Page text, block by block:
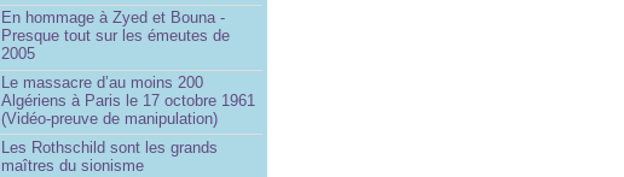
En hommage à Zyed et Bouna -
Presque tout sur les émeutes de
2005
Le massacre d’au moins 200
Algériens à Paris le 17 octobre 1961
(Vidéo-preuve de manipulation)
Les Rothschild sont les grands
maîtres du sionisme